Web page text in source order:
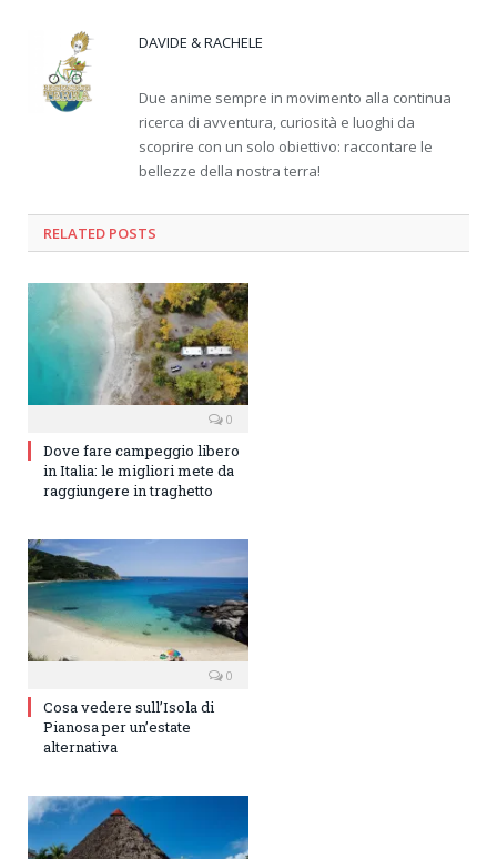
DAVIDE & RACHELE
Due anime sempre in movimento alla continua
ricerca di avventura, curiosità e luoghi da
scoprire con un solo obiettivo: raccontare le
bellezze della nostra terra!
RELATED POSTS
0
Dove fare campeggio libero
in Italia: le migliori mete da
raggiungere in traghetto
0
Cosa vedere sull’Isola di
Pianosa per un’estate
alternativa